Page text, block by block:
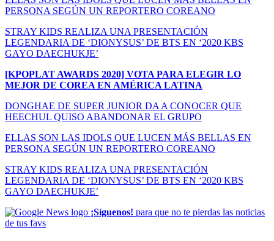
PERSONA SEGÚN UN REPORTERO COREANO
STRAY KIDS REALIZA UNA PRESENTACIÓN
LEGENDARIA DE ‘DIONYSUS’ DE BTS EN ‘2020 KBS
GAYO DAECHUKJE’
[KPOPLAT AWARDS 2020] VOTA PARA ELEGIR LO
MEJOR DE COREA EN AMÉRICA LATINA
DONGHAE DE SUPER JUNIOR DA A CONOCER QUE
HEECHUL QUISO ABANDONAR EL GRUPO
ELLAS SON LAS IDOLS QUE LUCEN MÁS BELLAS EN
PERSONA SEGÚN UN REPORTERO COREANO
STRAY KIDS REALIZA UNA PRESENTACIÓN
LEGENDARIA DE ‘DIONYSUS’ DE BTS EN ‘2020 KBS
GAYO DAECHUKJE’
¡Síguenos! para que no te pierdas las noticias
de tus favs